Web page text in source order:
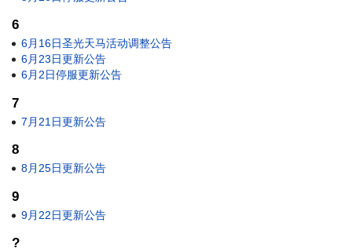
6
6月16日圣光天马活动调整公告
6月23日更新公告
6月2日停服更新公告
7
7月21日更新公告
8
8月25日更新公告
9
9月22日更新公告
?